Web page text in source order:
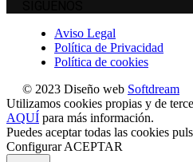
Aviso Legal
Política de Privacidad
Política de cookies
© 2023 Diseño web Softdream
Utilizamos cookies propias y de
AQUÍ para más información.
Puedes aceptar todas las cookies
Configurar ACEPTAR